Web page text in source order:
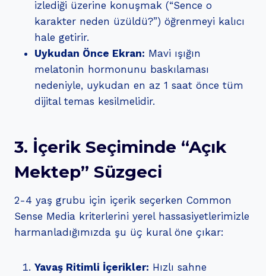
izlediği üzerine konuşmak (“Sence o
karakter neden üzüldü?”) öğrenmeyi kalıcı
hale getirir.
Uykudan Önce Ekran: Mavi ışığın
melatonin hormonunu baskılaması
nedeniyle, uykudan en az 1 saat önce tüm
dijital temas kesilmelidir.
3. İçerik Seçiminde “Açık
Mektep” Süzgeci
2-4 yaş grubu için içerik seçerken Common
Sense Media kriterlerini yerel hassasiyetlerimizle
harmanladığımızda şu üç kural öne çıkar:
Yavaş Ritimli İçerikler: Hızlı sahne